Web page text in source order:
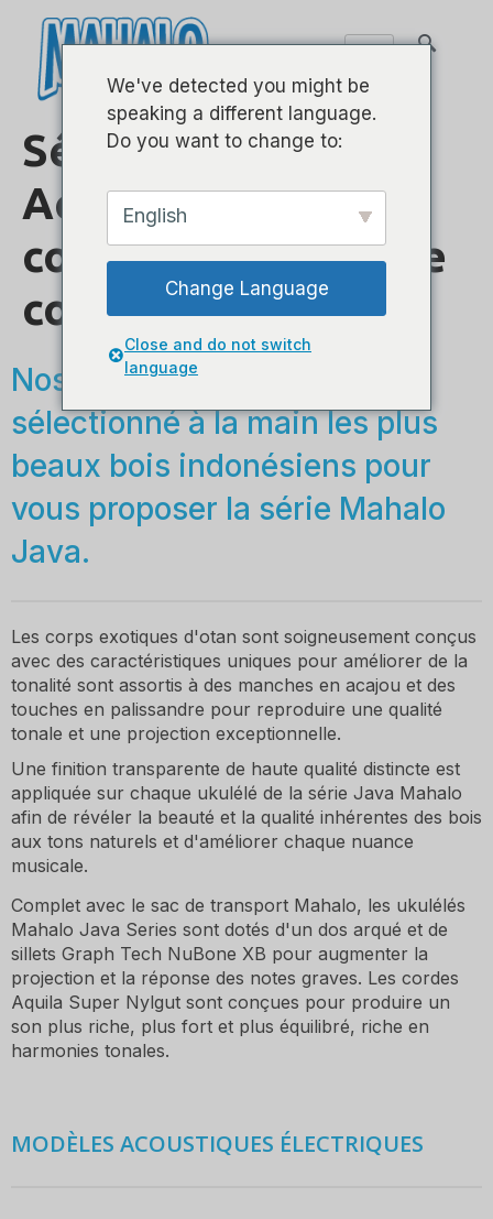
Série Java -
Acoustique et pan
coupé électrique de
concert
Nos artisans experts ont
sélectionné à la main les plus
beaux bois indonésiens pour
vous proposer la série Mahalo
Java.
Les corps exotiques d'otan sont soigneusement conçus
avec des caractéristiques uniques pour améliorer de la
tonalité sont assortis à des manches en acajou et des
touches en palissandre pour reproduire une qualité
tonale et une projection exceptionnelle.
Une finition transparente de haute qualité distincte est
appliquée sur chaque ukulélé de la série Java Mahalo
afin de révéler la beauté et la qualité inhérentes des bois
aux tons naturels et d'améliorer chaque nuance
musicale.
Complet avec le sac de transport Mahalo, les ukulélés
Mahalo Java Series sont dotés d'un dos arqué et de
sillets Graph Tech NuBone XB pour augmenter la
projection et la réponse des notes graves. Les cordes
Aquila Super Nylgut sont conçues pour produire un
son plus riche, plus fort et plus équilibré, riche en
harmonies tonales.
MODÈLES ACOUSTIQUES ÉLECTRIQUES
We've detected you might be
speaking a different language.
Do you want to change to:
English
Change Language
Close and do not switch
language